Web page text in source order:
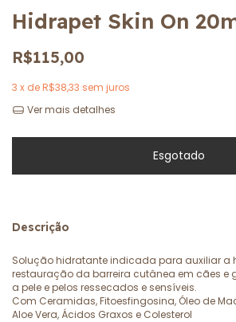
Hidrapet Skin On
R$115,00
3 x deR$38,33 sem juros
Ver mais detalhes
Descrição
Solução hidratante indicada para auxiliar a
restauração da barreira cutânea em cães e
a pele e pelos ressecados e sensíveis.
Com Ceramidas, Fitoesfingosina, Óleo de
Aloe Vera, Ácidos Graxos e Colesterol